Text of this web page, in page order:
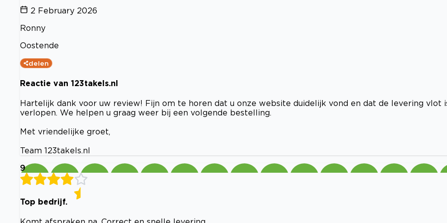
2 February 2026
Ronny
Oostende
delen
Reactie van 123takels.nl
Hartelijk dank voor uw review! Fijn om te horen dat u onze website duidelijk vond en dat de levering vlot
verlopen. We helpen u graag weer bij een volgende bestelling.
Met vriendelijke groet,
Team 123takels.nl
9
Top bedrijf.